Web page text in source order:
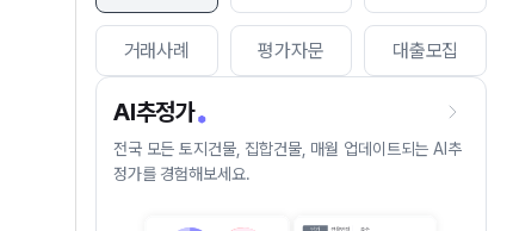
거래사례 평가자문 대출모집
AI추정가
전국 모든 토지건물, 집합건물, 매월 업데이트되는 AI추
정가를 경험해보세요.